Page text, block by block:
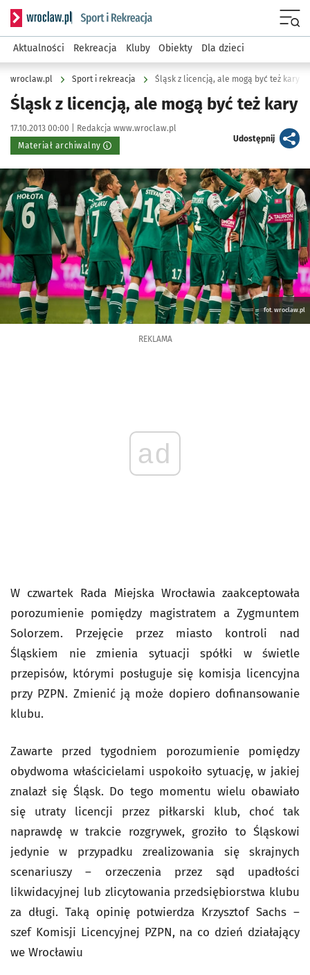
Serwis informacyjny wroclaw.pl podserwis: Sport i rekreacja
Aktualności Rekreacja Kluby Obiekty Dla dzieci
wroclaw.pl Sport i rekreacja Śląsk z licencją, ale mogą być też kary
Śląsk z licencją, ale mogą być też kary
Data publikacji:
17.10.2013 00:00 | Autor:
Redakcja www.wroclaw.pl
Materiał archiwalny
Udostępnijartykuł
Kliknij, aby powiększyć
fot. wroclaw.pl
REKLAMA
ad
W czwartek Rada Miejska Wrocławia zaakceptowała
porozumienie pomiędzy magistratem a Zygmuntem
Solorzem. Przejęcie przez miasto kontroli nad
Śląskiem nie zmienia sytuacji spółki w świetle
przepisów, którymi posługuje się komisja licencyjna
przy PZPN. Zmienić ją może dopiero dofinansowanie
klubu.
Zawarte przed tygodniem porozumienie pomiędzy
obydwoma właścicielami uspokoiło sytuację, w jakiej
znalazł się Śląsk. Do tego momentu wielu obawiało
się utraty licencji przez piłkarski klub, choć tak
naprawdę w trakcie rozgrywek, groziło to Śląskowi
jedynie w przypadku zrealizowania się skrajnych
scenariuszy – orzeczenia przez sąd upadłości
likwidacyjnej lub zlicytowania przedsiębiorstwa klubu
za długi. Taką opinię potwierdza Krzysztof Sachs –
szef Komisji Licencyjnej PZPN, na co dzień działający
we Wrocławiu